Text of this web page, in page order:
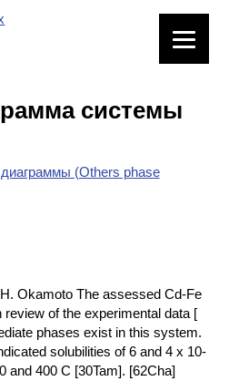
системы
(Others phase
Okamoto The assessed Cd-Fe
of the experimental data [
phases exist in this system.
solubilities of 6 and 4 x 10-
and 400 C [30Tam]. [62Cha]